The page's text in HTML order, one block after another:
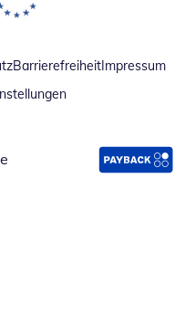
Fenster
Öffnet in neuem Fenster
BarrierefreiheitImpressum